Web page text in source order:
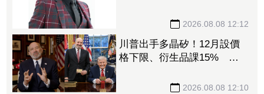
2026.08.08 12:12
川普出手多晶矽！12月設價
格下限、衍生品課15% 盧
2026.08.08 12:10